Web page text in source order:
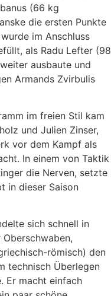
(66 kg
die ersten Punkte
im Anschluss
als Radu Lefter (98
ausbaute und
Armands Zvirbulis
im freien Stil kam
und Julien Zinser,
vor dem Kampf als
In einem von Taktik
die Nerven, setzte
in dieser Saison
sich schnell in
römisch) den
technisch Überlegen
Er macht einfach